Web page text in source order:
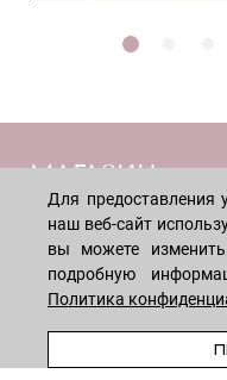
МАГАЗИН
Мужчинам
Тело
Волосы
Дети
ПОКУПАТЕЛЯМ
Способы оплаты
КОМПАНИЯ
Для предоставления
наш веб-сайт
вы можете
подробную
Политика